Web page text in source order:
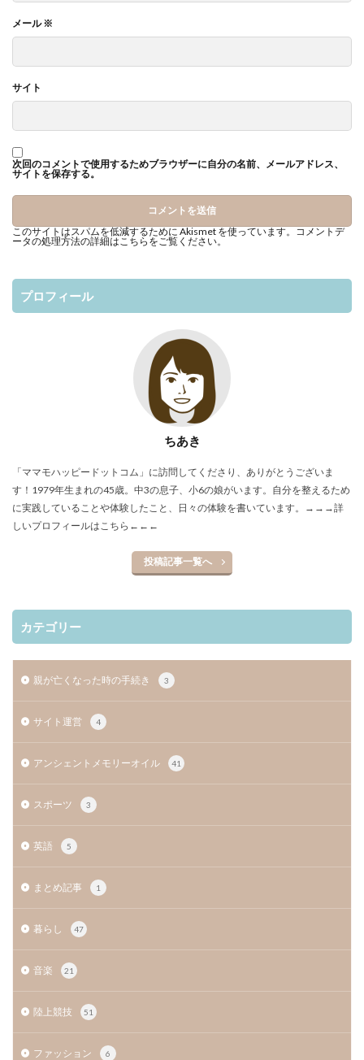
メール※
サイト
次回のコメントで使用するためブラウザーに自分の名前、メールアドレス、
サイトを保存する。
このサイトはスパムを低減するために Akismet を使っています。コメントデ
ータの処理方法の詳細はこちらをご覧ください。
プロフィール
ちあき
「ママモハッピードットコム」に訪問してくださり、ありがとうございま
す！1979年生まれの45歳。中3の息子、小6の娘がいます。自分を整えるため
に実践していることや体験したこと、日々の体験を書いています。
→→→詳
しいプロフィールはこちら←←←
投稿記事一覧へ
カテゴリー
親が亡くなった時の手続き 3
サイト運営 4
アンシェントメモリーオイル 41
スポーツ 3
英語 5
まとめ記事 1
暮らし 47
音楽 21
陸上競技 51
ファッション 6